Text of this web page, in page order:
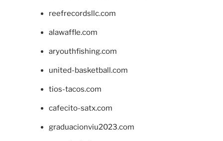
reefrecordsllc.com
alawaffle.com
aryouthfishing.com
united-basketball.com
tios-tacos.com
cafecito-satx.com
graduacionviu2023.com